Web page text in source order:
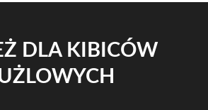
DLA KIBICÓW